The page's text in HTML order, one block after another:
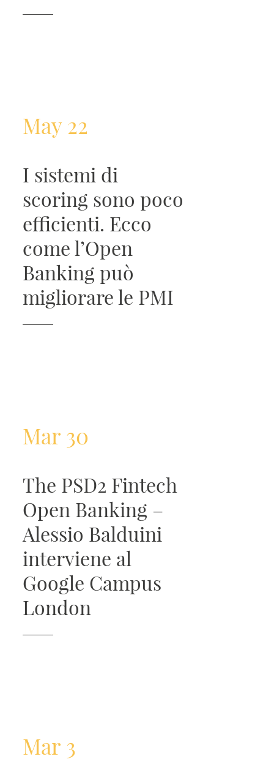
May 22
I sistemi di
scoring sono poco
efficienti. Ecco
come l’Open
Banking può
migliorare le PMI
Mar 30
The PSD2 Fintech
Open Banking –
Alessio Balduini
interviene al
Google Campus
London
Mar 3